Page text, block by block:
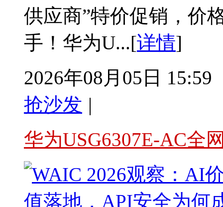
供应商”特价促销，价
手！华为U...[详情]
2026年08月05日 15:59
抢沙发 |
华为USG6307E-AC全